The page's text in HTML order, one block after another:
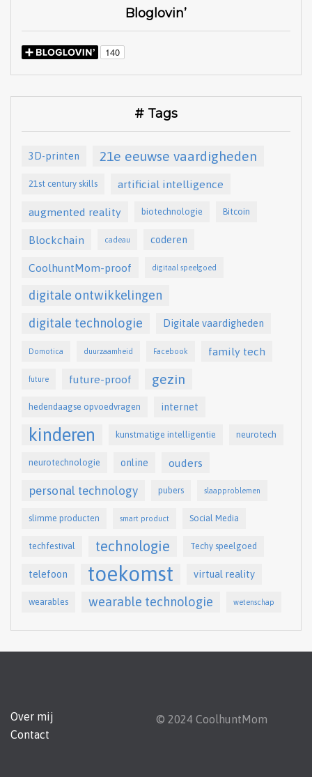
Bloglovin’
# Tags
3D-printen 21e eeuwse vaardigheden
21st century skills artificial intelligence
augmented reality biotechnologie Bitcoin
Blockchain cadeau coderen
CoolhuntMom-proof digitaal speelgoed
digitale ontwikkelingen
digitale technologie
Digitale vaardigheden
Domotica duurzaamheid Facebook family tech
future future-proof gezin
hedendaagse opvoedvragen internet
kinderen kunstmatige intelligentie neurotech
neurotechnologie online ouders
personal technology pubers slaapproblemen
slimme producten smart product Social Media
techfestival technologie Techy speelgoed
telefoon toekomst virtual reality
wearables wearable technologie wetenschap
Over mij
Contact
© 2024 CoolhuntMom